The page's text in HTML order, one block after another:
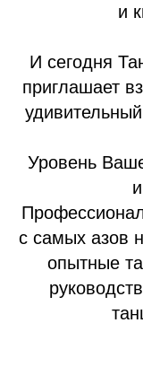
и
И сегодня
приглашает
Уровень
с самых азов
опытные